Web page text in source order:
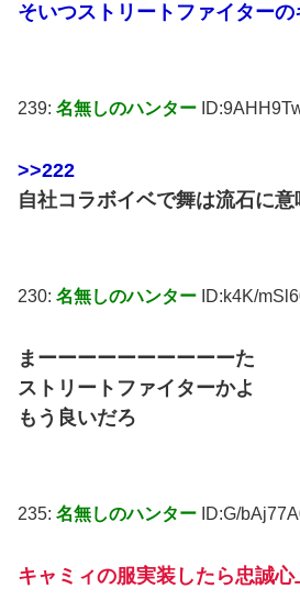
そいつストリートファイター
239: 名無しのハンター
>>222
自社コラボイベで舞は流石に
230: 名無しのハンター ID:k4K/
まーーーーーーーーーーた
ストリートファイターかよ
もう良いだろ
235: 名無しのハンター ID:G/
キャミィの服実装したら忠誠